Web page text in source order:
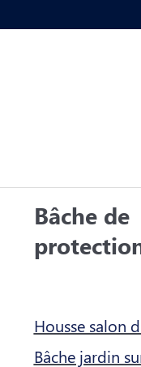
Bâche de
Housse salon
Bâche jardin